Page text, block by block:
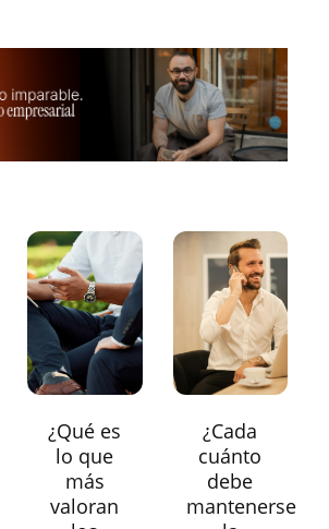
¿Qué es
lo que
más
valoran
¿Cada
cuánto
debe
mantenerse